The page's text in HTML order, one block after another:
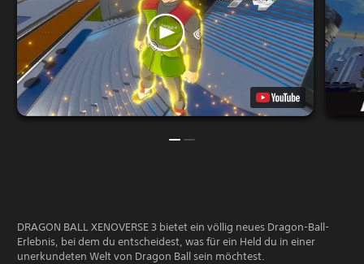
DRAGON BALL XENOVERSE 3 bietet ein völlig neues Dragon-Ball-
Erlebnis, bei dem du entscheidest, was für ein Held du in einer
unerkundeten Welt von Dragon Ball sein möchtest.